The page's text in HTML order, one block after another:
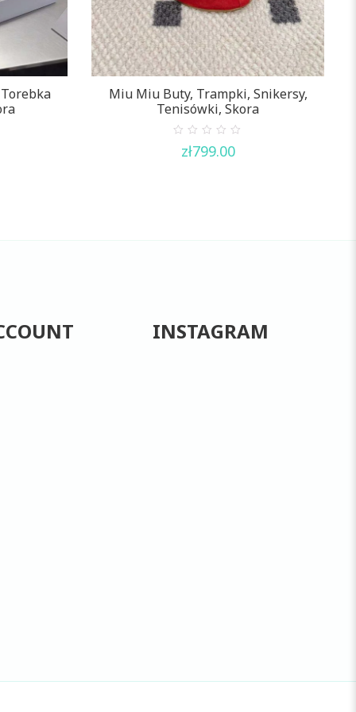
Miu Miu Buty, Trampki, Snikersy,
Tenisówki, Skora
out
zł799.00
INSTAGRAM